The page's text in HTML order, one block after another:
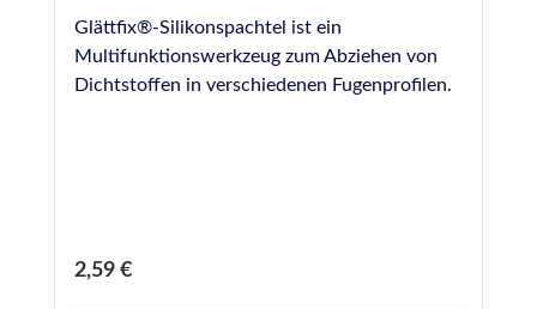
Glättfix®-Silikonspachtel ist ein
Multifunktionswerkzeug zum Abziehen von
Dichtstoffen in verschiedenen Fugenprofilen.
Regulärer Preis:
2,59 €